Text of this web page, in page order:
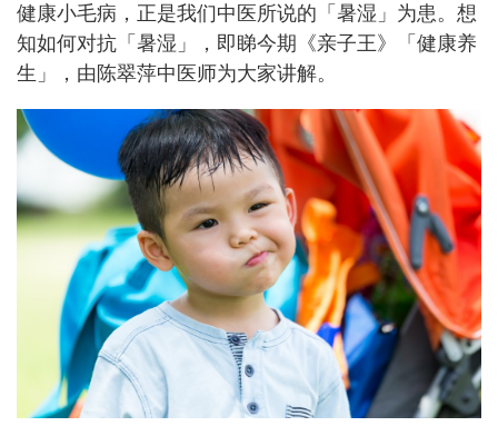
健康小毛病，正是我们中医所说的「暑湿」为患。想
知如何对抗「暑湿」，即睇今期《亲子王》「健康养
生」，由陈翠萍中医师为大家讲解。